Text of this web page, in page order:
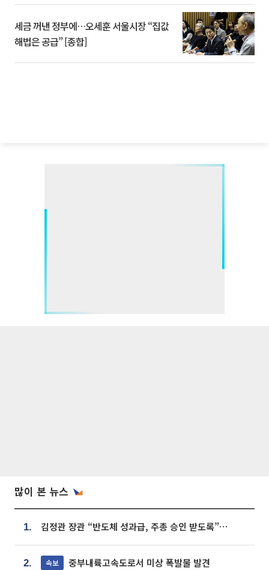
세금 꺼낸 정부에…오세훈 서울시장 “집값
해법은 공급” [종합]
많이 본 뉴스
1. 김정관 장관 “반도체 성과급, 주총 승인 받도록”…상법·자본시장법 개정 시사
2. 속보 중부내륙고속도로서 미상 폭발물 발견